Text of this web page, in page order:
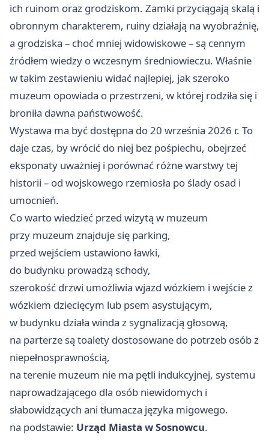
ich ruinom oraz grodziskom. Zamki przyciągają skalą i
obronnym charakterem, ruiny działają na wyobraźnię,
a grodziska – choć mniej widowiskowe – są cennym
źródłem wiedzy o wczesnym średniowieczu. Właśnie
w takim zestawieniu widać najlepiej, jak szeroko
muzeum opowiada o przestrzeni, w której rodziła się i
broniła dawna państwowość.
Wystawa ma być dostępna do 20 września 2026 r. To
daje czas, by wrócić do niej bez pośpiechu, obejrzeć
eksponaty uważniej i porównać różne warstwy tej
historii – od wojskowego rzemiosła po ślady osad i
umocnień.
Co warto wiedzieć przed wizytą w muzeum
przy muzeum znajduje się parking,
przed wejściem ustawiono ławki,
do budynku prowadzą schody,
szerokość drzwi umożliwia wjazd wózkiem i wejście z
wózkiem dziecięcym lub psem asystującym,
w budynku działa winda z sygnalizacją głosową,
na parterze są toalety dostosowane do potrzeb osób z
niepełnosprawnością,
na terenie muzeum nie ma pętli indukcyjnej, systemu
naprowadzającego dla osób niewidomych i
słabowidzących ani tłumacza języka migowego.
na podstawie: Urząd Miasta w Sosnowcu.